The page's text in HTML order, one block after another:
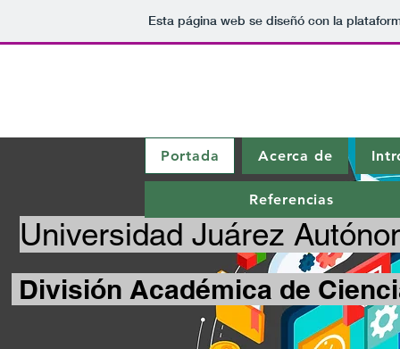
Esta página web se diseñó con la
Universidad Juárez
División Académica de
Portada Acerca de
Referencias